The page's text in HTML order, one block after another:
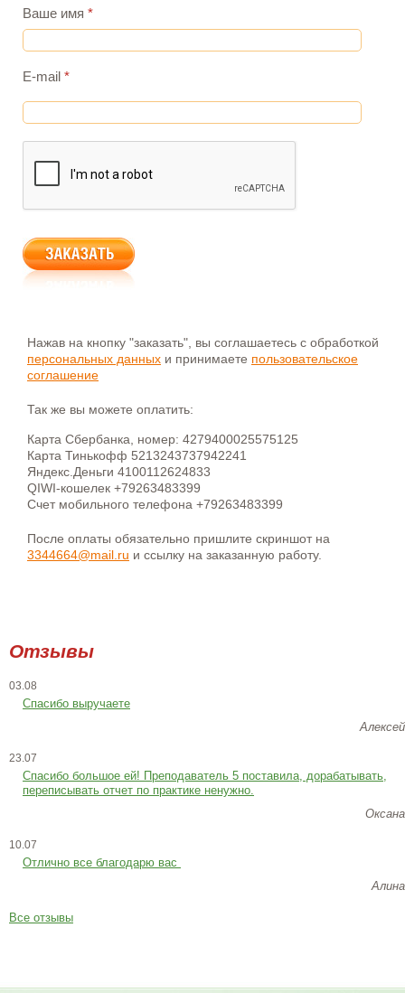
Ваше имя *
E-mail *
Нажав на кнопку "заказать", вы соглашаетесь с обработкой
персональных данных и принимаете пользовательское
соглашение
Так же вы можете оплатить:
Карта Сбербанка, номер: 4279400025575125
Карта Тинькофф 5213243737942241
Яндекс.Деньги 4100112624833
QIWI-кошелек +79263483399
Счет мобильного телефона +79263483399
После оплаты обязательно пришлите скриншот на
3344664@mail.ru и ссылку на заказанную работу.
Отзывы
03.08
Спасибо выручаете
Алексей
23.07
Cпасибо большое ей! Преподаватель 5 поставила, дорабатывать,
переписывать отчет по практике ненужно.
Оксана
10.07
Отлично все благодарю вас
Алина
Все отзывы